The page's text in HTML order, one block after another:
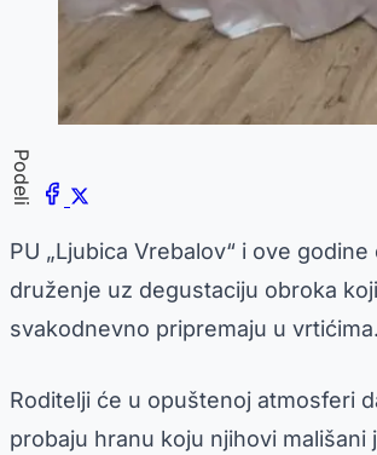
Podeli
PU „Ljubica Vrebalov“ i ove
druženje uz degustaciju obroka
svakodnevno pripremaju u vrtićima.
Roditelji će u opuštenoj atmosferi
probaju hranu koju njihovi mališani